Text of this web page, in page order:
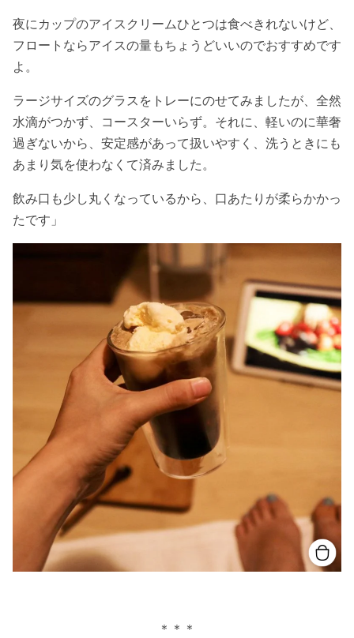
夜にカップのアイスクリームひとつは食べきれないけど、
フロートならアイスの量もちょうどいいのでおすすめです
よ。
ラージサイズのグラスをトレーにのせてみましたが、全然
水滴がつかず、コースターいらず。それに、軽いのに華奢
過ぎないから、安定感があって扱いやすく、洗うときにも
あまり気を使わなくて済みました。
飲み口も少し丸くなっているから、口あたりが柔らかかっ
たです 」
＊＊＊